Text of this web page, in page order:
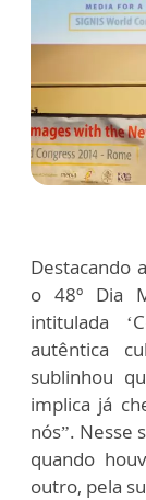
Destacando
o 48º Dia
intitulada
autêntica
sublinhou
implica já
nós”. Nesse
quando
outro, pela